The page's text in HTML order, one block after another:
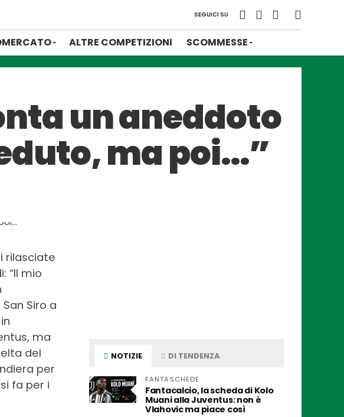
SEGUICI SU
ALTRE COMPETIZIONI SCOMMESSE
un aneddoto
ma poi…”
rilasciate
“Il mio
Siro a
ma
del
per
fa per i
NOTIZIE DI TENDENZA
FANTASCHEDE
Fantacalcio, la scheda di Kolo
Muani alla Juventus: non è
Vlahovic ma piace così